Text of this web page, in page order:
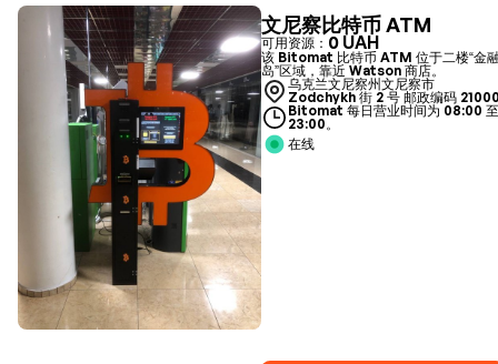
文尼察比特币 ATM
可用资源： 0 UAH
该 Bitomat 比特币 ATM 位于二楼“金
岛”区域，靠近 Watson 商店。
乌克兰文尼察州文尼察市
Zodchykh 街 2 号 邮政编码 21000
Bitomat 每日营业时间为 08:00 至
23:00。
在线